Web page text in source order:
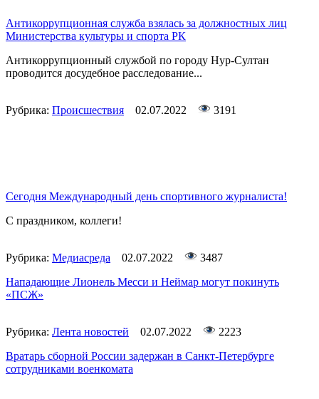
Антикоррупционная служба взялась за должностных лиц
Министерства культуры и спорта РК
Антикоррупционный службой по городу Нур-Султан
проводится досудебное расследование...
Рубрика: Происшествия 02.07.2022 3191
Сегодня Международный день спортивного журналиста!
С праздником, коллеги!
Рубрика: Медиасреда 02.07.2022
3487
Нападающие Лионель Месси и Неймар могут покинуть
«ПСЖ»
Рубрика: Лента новостей 02.07.2022
2223
Вратарь сборной России задержан в Санкт-Петербурге
сотрудниками военкомата